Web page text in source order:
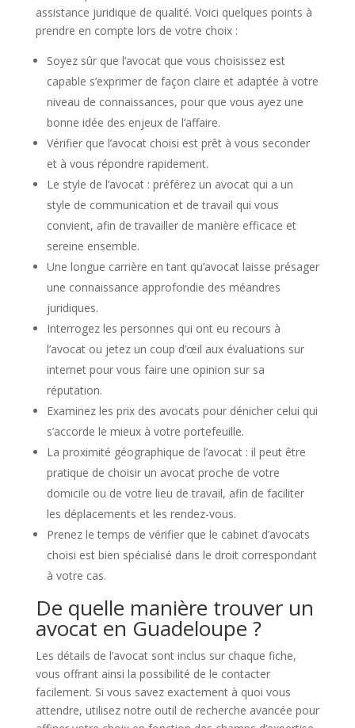
assistance juridique de qualité. Voici quelques points à
prendre en compte lors de votre choix :
Soyez sûr que l’avocat que vous choisissez est
capable s’exprimer de façon claire et adaptée à votre
niveau de connaissances, pour que vous ayez une
bonne idée des enjeux de l’affaire.
Vérifier que l’avocat choisi est prêt à vous seconder
et à vous répondre rapidement.
Le style de l’avocat : préférez un avocat qui a un
style de communication et de travail qui vous
convient, afin de travailler de manière efficace et
sereine ensemble.
Une longue carrière en tant qu’avocat laisse présager
une connaissance approfondie des méandres
juridiques.
Interrogez les personnes qui ont eu recours à
l’avocat ou jetez un coup d’œil aux évaluations sur
internet pour vous faire une opinion sur sa
réputation.
Examinez les prix des avocats pour dénicher celui qui
s’accorde le mieux à votre portefeuille.
La proximité géographique de l’avocat : il peut être
pratique de choisir un avocat proche de votre
domicile ou de votre lieu de travail, afin de faciliter
les déplacements et les rendez-vous.
Prenez le temps de vérifier que le cabinet d’avocats
choisi est bien spécialisé dans le droit correspondant
à votre cas.
De quelle manière trouver un
avocat en Guadeloupe ?
Les détails de l’avocat sont inclus sur chaque fiche,
vous offrant ainsi la possibilité de le contacter
facilement. Si vous savez exactement à quoi vous
attendre, utilisez notre outil de recherche avancée pour